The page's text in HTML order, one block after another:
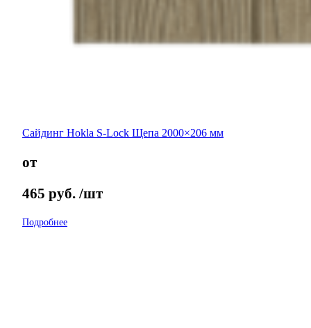
Сайдинг Hokla S-Lock Щепа 2000×206 мм
от
465 руб. /шт
Подробнее